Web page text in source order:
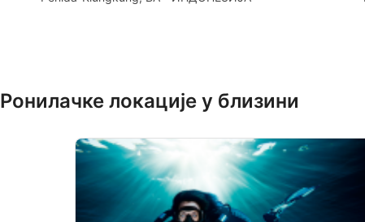
Ронилачке локације у близини
Measure content performance
Understand audiences through statistics or combinations of
Develop and improve services
Use limited data to select content